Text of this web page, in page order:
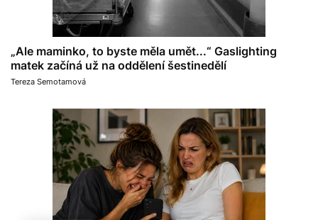
„Ale maminko, to byste měla umět...“ Gaslighting
matek začíná už na oddělení šestinedělí
Tereza Semotamová